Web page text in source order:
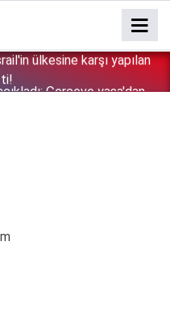
Çerçeve yasa'dan
İşte detaylar...